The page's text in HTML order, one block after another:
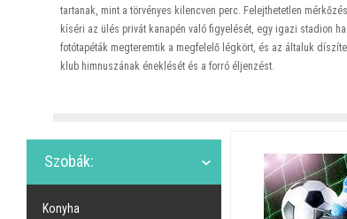
tartanak, mint a törvényes kilencven perc. Felejthetetlen
kíséri az ülés privát kanapén való figyelését, egy igazi stadion
fotótapéták megteremtik a megfelelő légkört, és az általuk
klub himnuszának éneklését és a forró éljenzést.
Szobák:
Konyha